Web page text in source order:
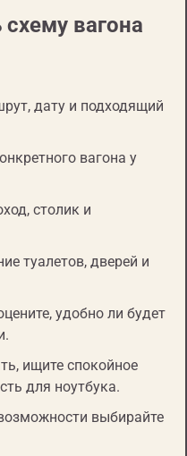
вагона
дату и подходящий
вагона у
столик и
туалетов, дверей и
удобно ли будет
ищите спокойное
для ноутбука.
выбирайте